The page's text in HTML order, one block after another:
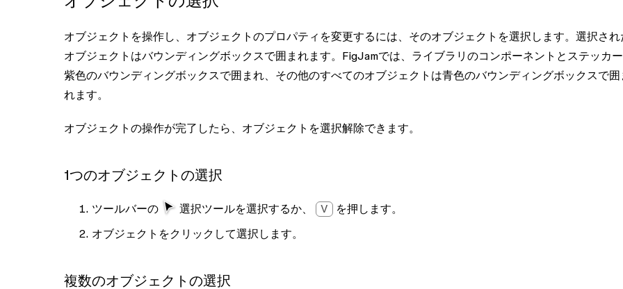
オブジェクトを操作し、オブジェクトのプロパティを変更するには、そのオブジェクトを選択します。選択され
オブジェクトはバウンディングボックスで囲まれます。FigJamでは、ライブラリのコンポーネントとステッカ
紫色のバウンディングボックスで囲まれ、その他のすべてのオブジェクトは青色のバウンディングボックスで囲
れます。
オブジェクトの操作が完了したら、オブジェクトを選択解除できます。
1つのオブジェクトの選択
ツールバーの 選択ツールを選択するか、 V
を押します。
オブジェクトをクリックして選択します。
複数のオブジェクトの選択